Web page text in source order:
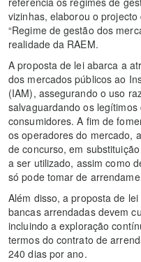
vizinhas, elaborou o
“Regime de gestão dos
realidade da RAEM.
A proposta de lei abarca a
dos mercados públicos ao
(IAM), assegurando o uso
salvaguardando os
consumidores. A fim de
os operadores do mercado,
de concurso, em
a ser utilizado, assim como
só pode tomar de
Além disso, a proposta de
bancas arrendadas devem
incluindo a exploração
termos do contrato de
240 dias por ano.